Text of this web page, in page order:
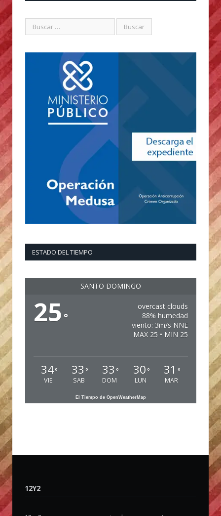
ESTADO DEL TIEMPO
SANTO DOMINGO
25 °
overcast clouds
88% humedad
viento: 3m/s NNE
MAX 25 • MIN 25
34°
VIE
33 °
SAB
33 °
DOM
30 °
LUN
31 °
MAR
El Tiempo de OpenWeatherMap
12Y2